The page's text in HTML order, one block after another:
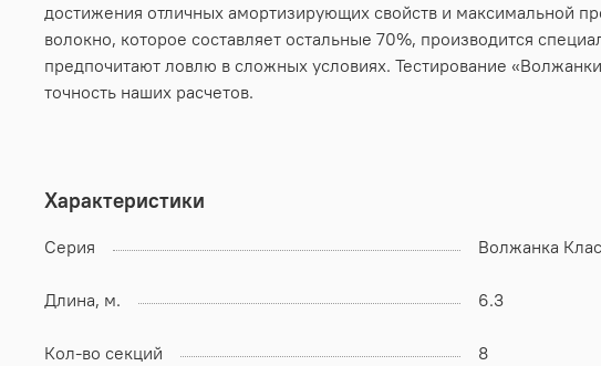
достижения отличных амортизирующих свойств и максимальной
волокно, которое составляет остальные 70%, производится
предпочитают ловлю в сложных условиях. Тестирование
точность наших расчетов.
Характеристики
Серия Волжанка
Длина, м. 6.3
Кол-во секций 8